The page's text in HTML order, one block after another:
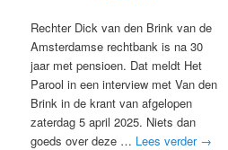
Rechter Dick van den Brink van de
Amsterdamse rechtbank is na 30
jaar met pensioen. Dat meldt Het
Parool in een interview met Van den
Brink in de krant van afgelopen
zaterdag 5 april 2025. Niets dan
goeds over deze … Lees verder →